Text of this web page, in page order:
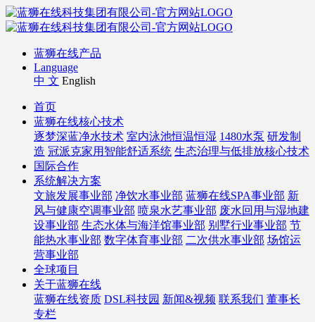
蓝狮在线产品
Language
中 文 English
首页
蓝狮在线核心技术
逐梦深蓝净水技术 室内泳池恒温恒湿 1480水泵 研发制
造 冠派克家用智能舒适系统 生态治理与低排放核心技术
国际合作
系统解决方案
文旅发展事业部 净饮水事业部 蓝狮在线SPA事业部 新
风与健康空调事业部 喷泉水艺事业部 废水回用与湿地建
设事业部 生态水体与海洋馆事业部 别墅行业事业部 节
能热水事业部 数字体育事业部 二次供水事业部 场馆运
营事业部
全球项目
关于蓝狮在线
蓝狮在线资质 DSL科技园 新闻&视频 联系我们 董事长
专栏